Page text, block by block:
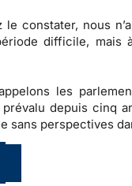
le constater, nous
difficile, mais
les
depuis cinq
sans perspectives